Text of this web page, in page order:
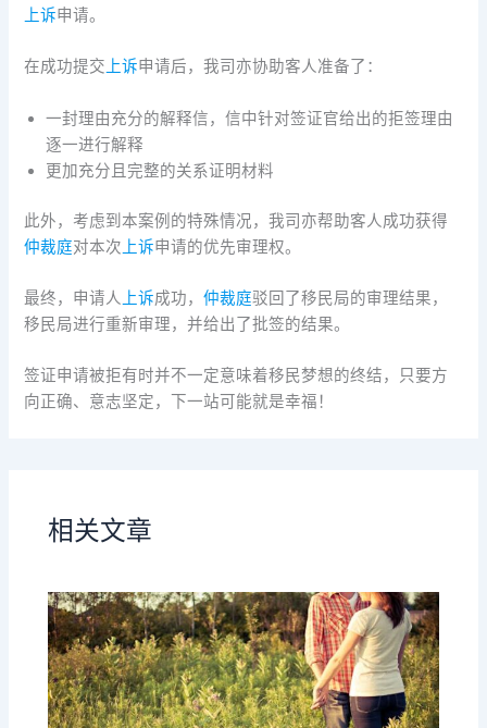
上诉申请。
在成功提交 上诉申请后，我司亦协助客人准备了：
一封理由充分的解释信，信中针对签证官给出的拒签理由
逐一进行解释
更加充分且完整的关系证明材料
此外，考虑到本案例的特殊情况，我司亦帮助客人成功获得
仲裁庭对本次 上诉申请的优先审理权。
最终，申请人 上诉成功，仲裁庭驳回了移民局的审理结果，
移民局进行重新审理，并给出了批签的结果。
签证申请被拒有时并不一定意味着移民梦想的终结，只要方
向正确、意志坚定，下一站可能就是幸福！
相关文章